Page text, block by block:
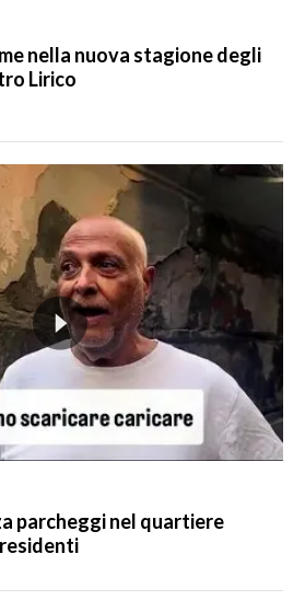
nella nuova stagione degli
Lirico
parcheggi nel quartiere